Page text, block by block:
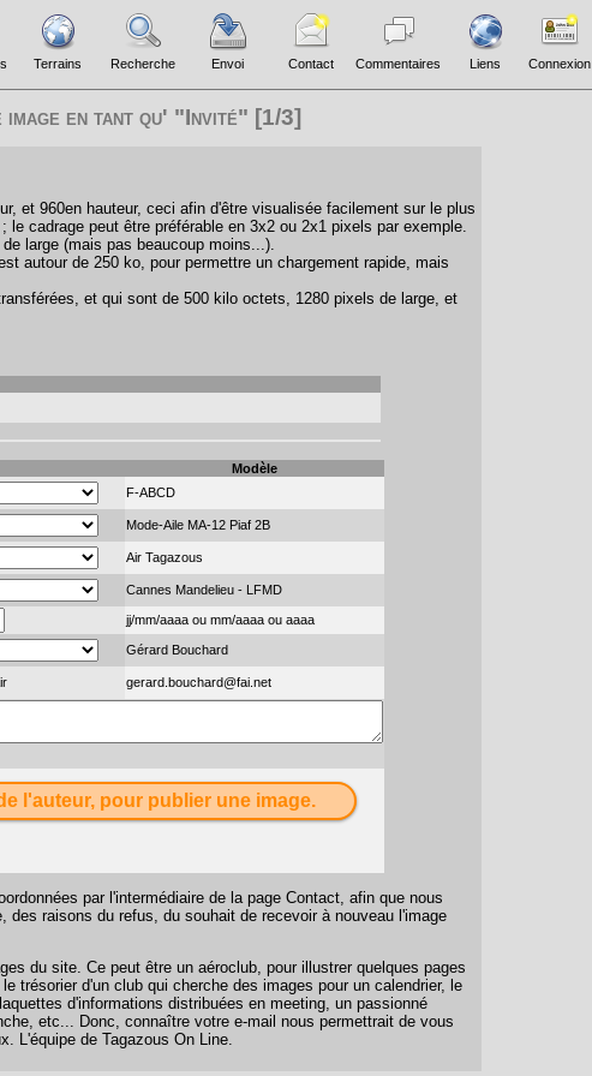
Terrains Recherche Envoi Contact Commentaires Liens Connexion
image en tant qu' "Invité" [1/3]
et 960en hauteur, ceci afin d'être visualisée facilement sur le plus
cadrage peut être préférable en 3x2 ou 2x1 pixels par exemple.
large (mais pas beaucoup moins...).
autour de 250 ko, pour permettre un chargement rapide, mais
et qui sont de 500 kilo octets, 1280 pixels de large, et
Modèle
F-ABCD
Mode-Aile MA-12 Piaf 2B
Air Tagazous
Cannes Mandelieu - LFMD
jj/mm/aaaa ou mm/aaaa ou aaaa
Gérard Bouchard
gerard.bouchard@fai.net
l'auteur, pour publier une image.
par l'intermédiaire de la page Contact , afin que nous
raisons du refus, du souhait de recevoir à nouveau l'image
du site. Ce peut être un aéroclub, pour illustrer quelques pages
trésorier d'un club qui cherche des images pour un calendrier, le
d'informations distribuées en meeting, un passionné
etc... Donc, connaître votre e-mail nous permettrait de vous
L'équipe de Tagazous On Line.